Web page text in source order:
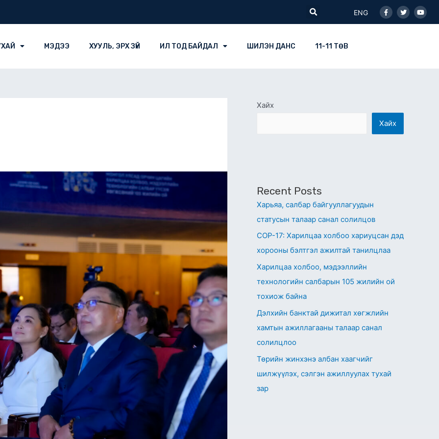
Search
ENG
f
МЭДЭЭ ХУУЛЬ, ЭРХ ЗҮЙ ИЛ ТОД БАЙДАЛ ШИЛЭН ДАНС 11-11 ТӨВ
Хайх
Хайх
Recent Posts
Харьяа, салбар байгууллагуудын
статусын талаар санал солилцов
СОР-17: Харилцаа холбоо хариуцсан дэд
хорооны бэлтгэл ажилтай танилцлаа
Харилцаа холбоо, мэдээллийн
технологийн салбарын 105 жилийн ой
тохиож байна
Дэлхийн банктай дижитал хөгжлийн
хамтын ажиллагааны талаар санал
солилцлоо
Төрийн жинхэнэ албан хаагчийг
шилжүүлэх, сэлгэн ажиллуулах тухай
зар